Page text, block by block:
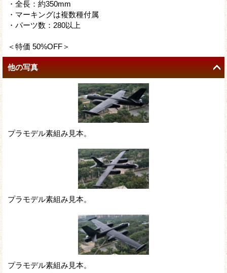
・全長：約350mm
・マーキングは複数種付属
・パーツ数：280以上
＜特価 50%OFF＞
他の写真
プラモデル素組み見本。
プラモデル素組み見本。
プラモデル素組み見本。